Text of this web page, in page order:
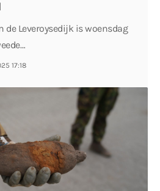
de Leveroysedijk is woensdag
17:18